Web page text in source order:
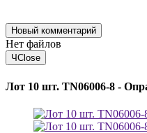
Новый комментарий
Нет файлов
ЧClose
Лот 10 шт. TN06006-8 -